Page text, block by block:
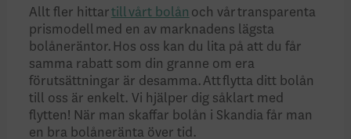
Allt fler hittartill vårt bolån och vår transparenta
prismodell med en av marknadens lägsta
bolåneräntor. Hos oss kan du lita på att du får
samma rabatt som din granne om era
förutsättningar är desamma. Att flytta ditt bolån
till oss är enkelt. Vi hjälper dig såklart med
flytten! När man skaffar bolån i Skandia får man
en bra bolåneränta över tid.